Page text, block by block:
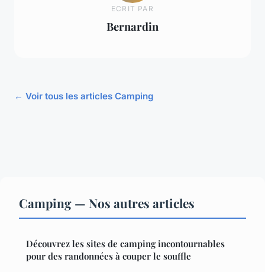
ECRIT PAR
Bernardin
← Voir tous les articles Camping
Camping — Nos autres articles
Découvrez les sites de camping incontournables
pour des randonnées à couper le souffle